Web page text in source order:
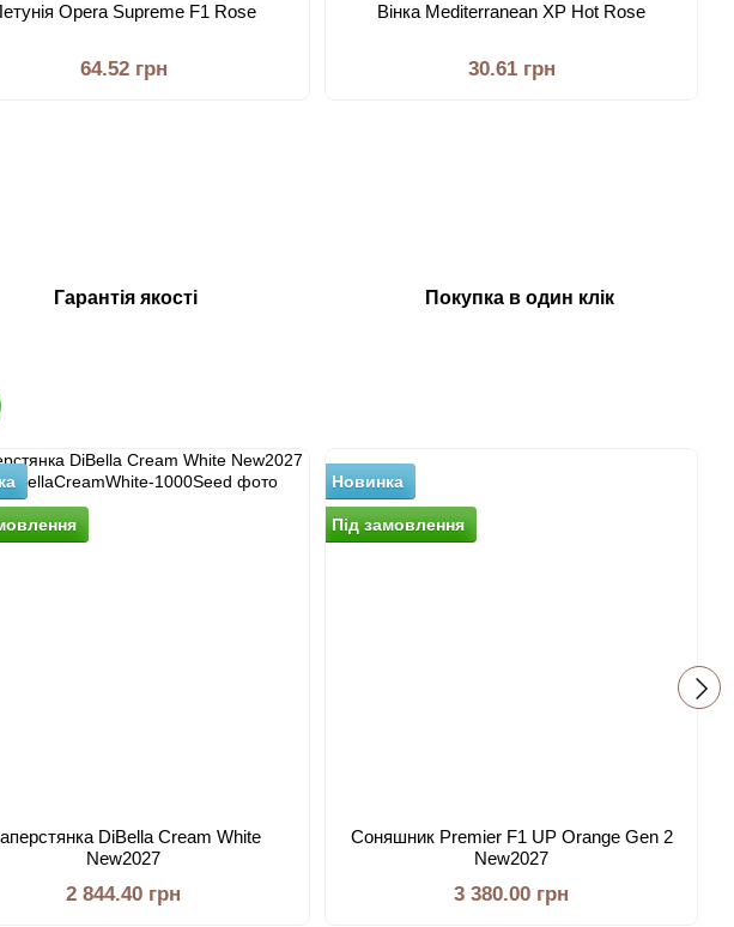
Opera Supreme F1 Rose
64.52 грн
Вінка Mediterranean XP Hot Rose
30.61 грн
Гарантія якості Покупка в один клік
DiBella Cream White
New2027
2 844.40 грн
Новинка
Пiд замовлення
Соняшник Premier F1 UP Orange Gen 2
New2027
3 380.00 грн